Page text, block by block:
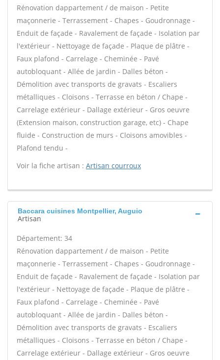
Rénovation dappartement / de maison - Petite
maçonnerie - Terrassement - Chapes - Goudronnage -
Enduit de façade - Ravalement de façade - Isolation par
l'extérieur - Nettoyage de façade - Plaque de plâtre -
Faux plafond - Carrelage - Cheminée - Pavé
autobloquant - Allée de jardin - Dalles béton -
Démolition avec transports de gravats - Escaliers
métalliques - Cloisons - Terrasse en béton / Chape -
Carrelage extérieur - Dallage extérieur - Gros oeuvre
(Extension maison, construction garage, etc) - Chape
fluide - Construction de murs - Cloisons amovibles -
Plafond tendu -
Voir la fiche artisan : Artisan courroux
Baccara cuisines Montpellier, Auguio
Artisan
Département: 34
Rénovation dappartement / de maison - Petite
maçonnerie - Terrassement - Chapes - Goudronnage -
Enduit de façade - Ravalement de façade - Isolation par
l'extérieur - Nettoyage de façade - Plaque de plâtre -
Faux plafond - Carrelage - Cheminée - Pavé
autobloquant - Allée de jardin - Dalles béton -
Démolition avec transports de gravats - Escaliers
métalliques - Cloisons - Terrasse en béton / Chape -
Carrelage extérieur - Dallage extérieur - Gros oeuvre